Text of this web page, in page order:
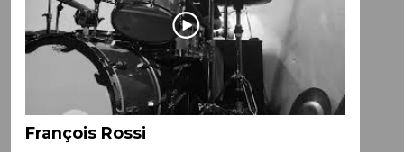
François Rossi